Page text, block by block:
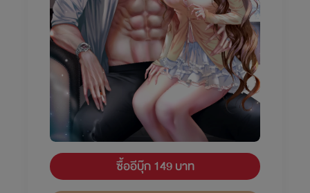
ซื้ออีบุ๊ก 149 บาท